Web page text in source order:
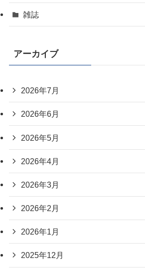
雑誌
アーカイブ
2026年7月
2026年6月
2026年5月
2026年4月
2026年3月
2026年2月
2026年1月
2025年12月